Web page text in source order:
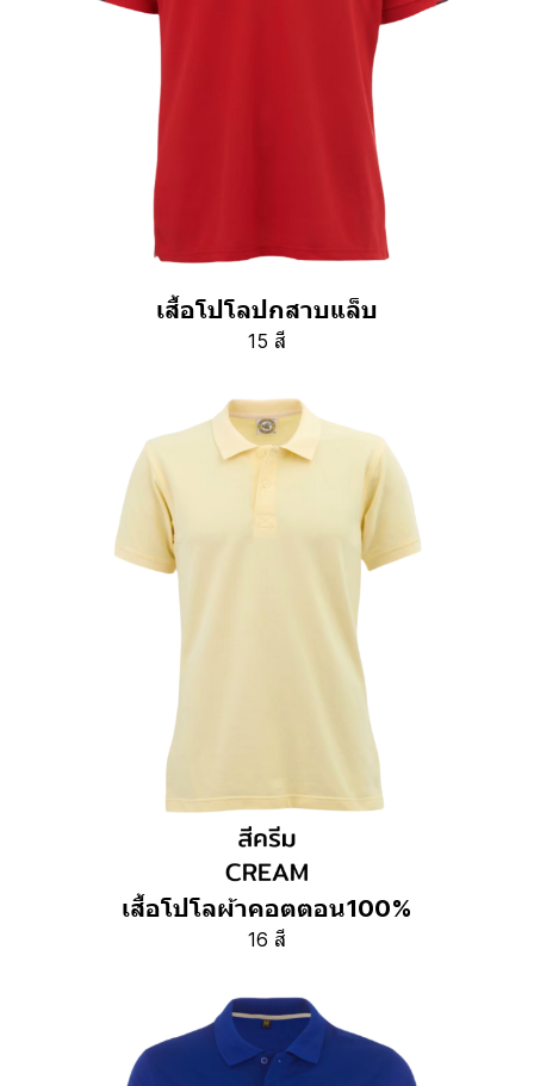
เสื้อโปโลปกสาบแล็บ
15 สี
เสื้อโปโลผ้าคอตตอน100%
16 สี